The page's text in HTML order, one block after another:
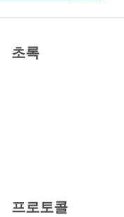
초록
프로토콜